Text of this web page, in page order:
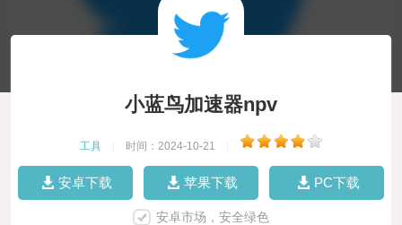
小蓝鸟加速器npv
工具 时间：2024-10-21
安卓下载 苹果下载 PC下载
安卓市场，安全绿色